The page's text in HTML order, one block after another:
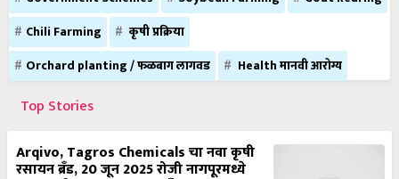
Chili Farming
कृषी प्रक्रिया
Orchard planting / फळबाग लागवड
Top Stories
रसायन ब्रँड, 20 जून 2025 रोजी नागपूरमध्ये
भव्य कार्यक्रमात महाराष्ट्रात लाँच करण्यात आला